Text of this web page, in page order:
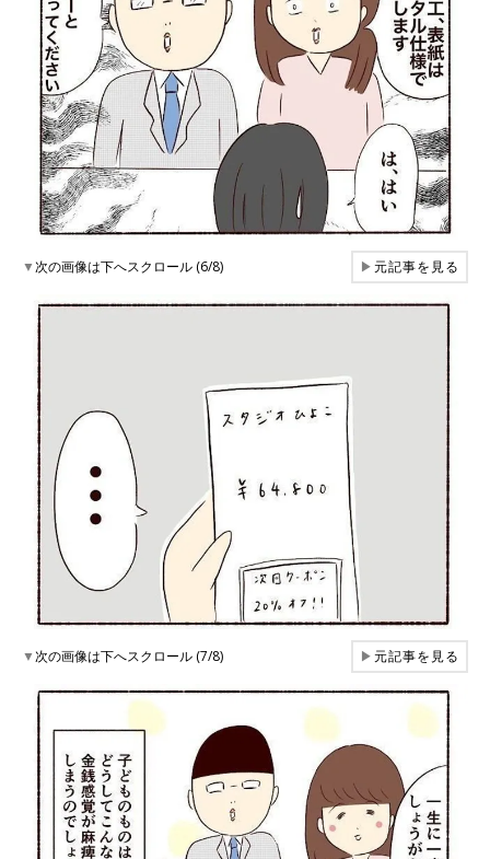
▼次の画像は下へスクロール (6/8) ▶元記事を見る
▼次の画像は下へスクロール (7/8) ▶元記事を見る